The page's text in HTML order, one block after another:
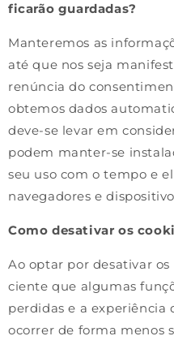
ficarão guardadas?
Manteremos as
até que nos seja
renúncia do
obtemos dados
deve-se levar em
podem manter-se
seu uso com o tempo e
navegadores e
Como desativar os
Ao optar por desativar os
ciente que algumas
perdidas e a experiência
ocorrer de forma menos